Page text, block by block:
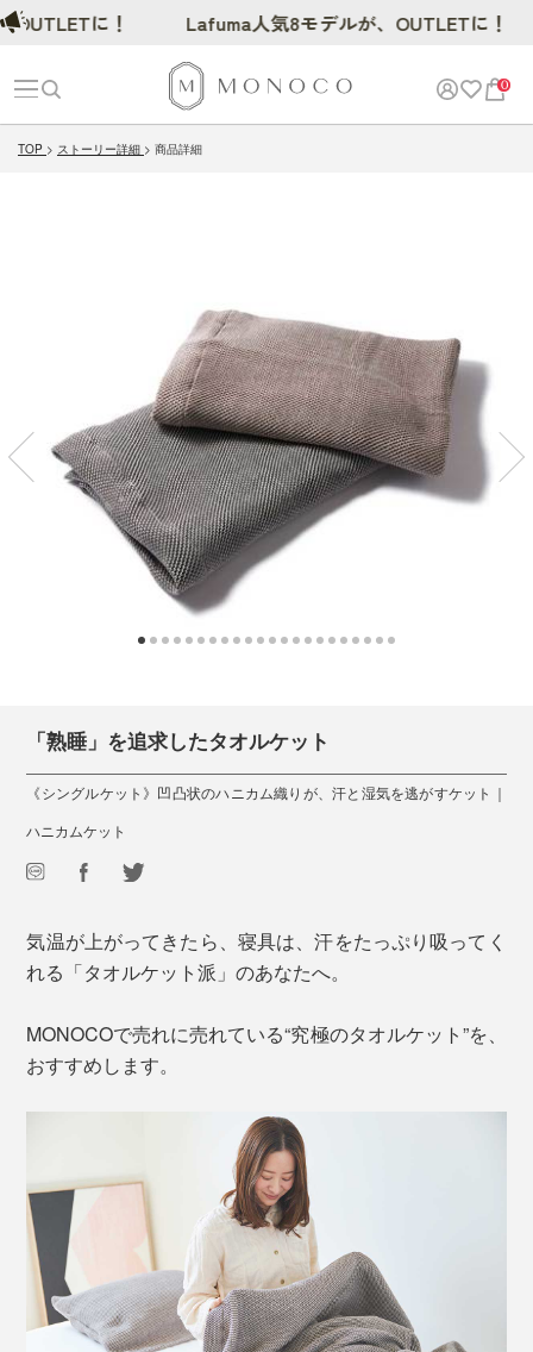
0
TOP ストーリー詳細 商品詳細
「熟睡」を追求したタオルケット
《シングルケット》凹凸状のハニカム織りが、汗と湿気を逃がすケット｜
ハニカムケット
気温が上がってきたら、寝具は、汗をたっぷり吸ってく
れる「タオルケット派」のあなたへ。
MONOCOで売れに売れている“究極のタオルケット”を、
おすすめします。
に！ Lafuma人気8モデルが、OUTLETに！